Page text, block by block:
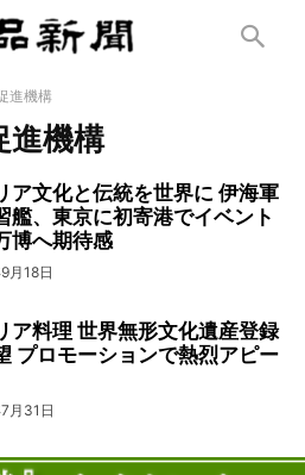
進機構
進機構
ア文化と伝統を世界に 伊海軍
艦、東京に初寄港でイベント
博へ期待感
月18日
ア料理 世界無形文化遺産登録
プロモーションで熱烈アピー
月31日